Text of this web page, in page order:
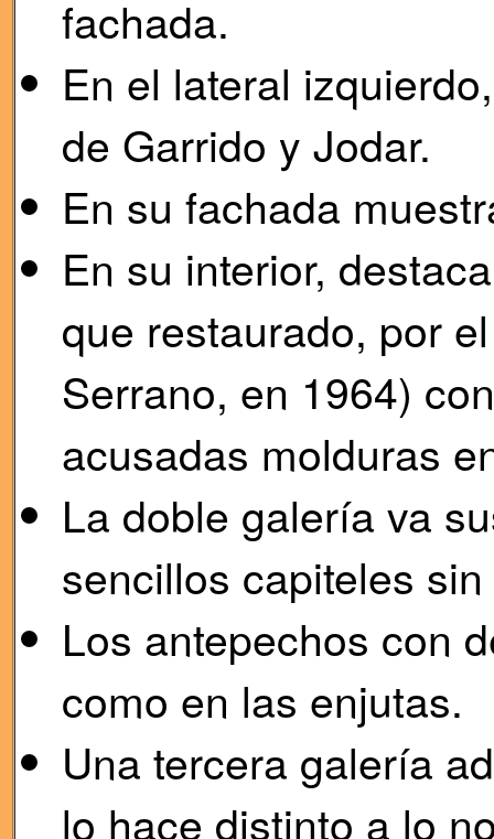
fachada.
En el lateral
de Garrido y Jodar.
En su fachada
En su interior,
que restaurado, por
Serrano, en 1964)
acusadas molduras
La doble galería va
sencillos capiteles
Los antepechos con
como en las enjutas.
Una tercera galería
lo hace distinto a lo